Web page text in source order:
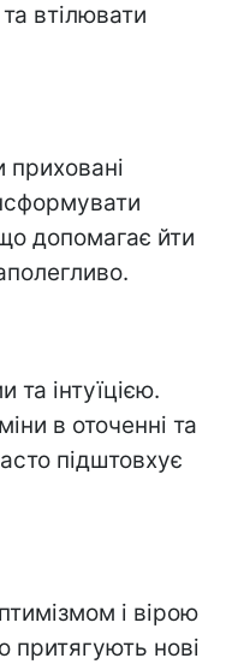
втілювати
приховані
допомагає йти
інтуїцією.
в оточенні та
підштовхує
і вірою
притягують нові